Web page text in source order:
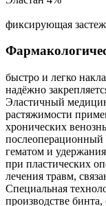
фиксирующая
быстро и легко
надёжно
Эластичный
растяжимости
хронических
послеоперационный
гематом и
при пластических
лечения травм,
Специальная
производстве бинта,